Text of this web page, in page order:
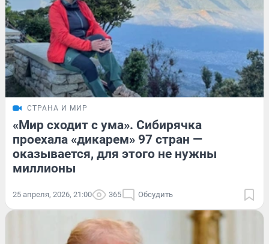
СТРАНА И МИР
«Мир сходит с ума». Сибирячка
проехала «дикарем» 97 стран —
оказывается, для этого не нужны
миллионы
25 апреля, 2026, 21:00 365 Обсудить